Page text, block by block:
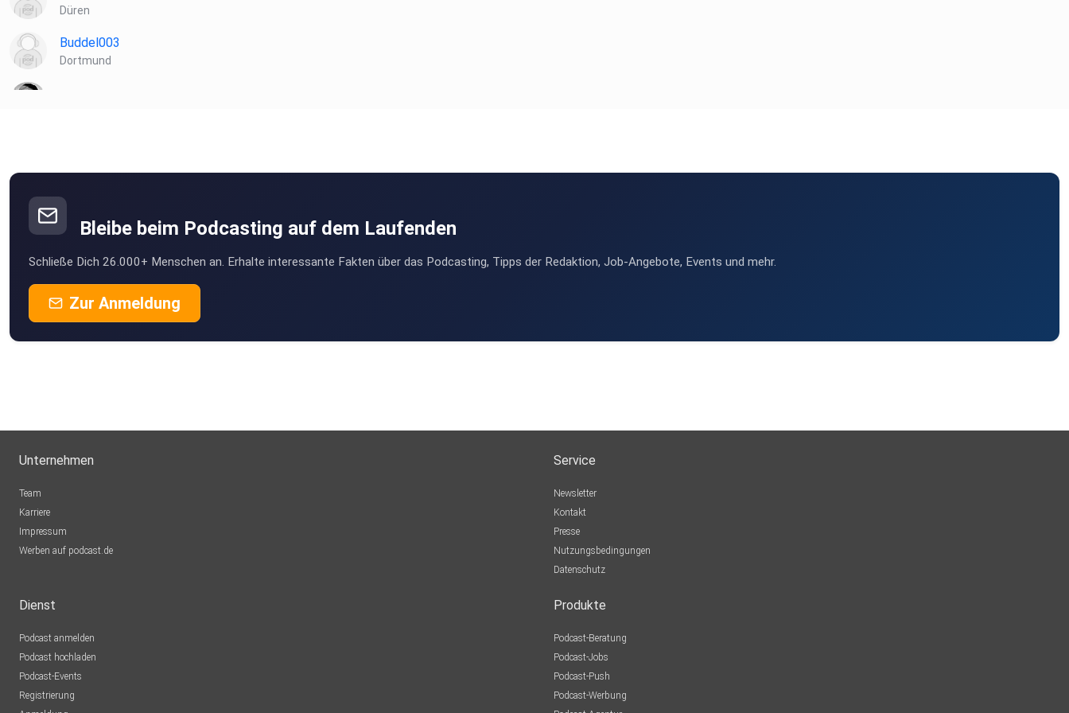
Düren
Buddel003
Dortmund
Weimar
7mge5svo
Dortmund
Spira
JudithClay64
olafthumm
t3y8svab
Bleibe beim Podcasting auf dem Laufenden
Schließe Dich 26.000+ Menschen an. Erhalte interessante Fakten über das Podcasting, Tipps der Redaktion, Job-Angebote, Events und mehr.
Zur Anmeldung
Unternehmen
Team
Karriere
Impressum
Werben auf podcast.de
Service
Newsletter
Kontakt
Presse
Nutzungsbedingungen
Datenschutz
Dienst
Podcast anmelden
Podcast hochladen
Podcast-Events
Registrierung
Produkte
Podcast-Beratung
Podcast-Jobs
Podcast-Push
Podcast-Werbung